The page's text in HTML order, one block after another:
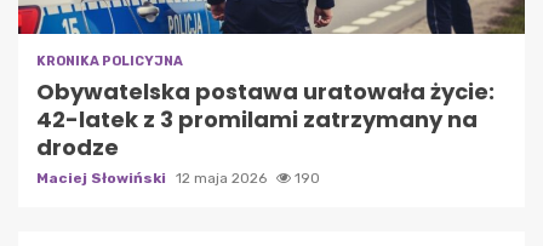
KRONIKA POLICYJNA
Obywatelska postawa uratowała życie:
42-latek z 3 promilami zatrzymany na
drodze
Maciej Słowiński 12 maja 2026 190